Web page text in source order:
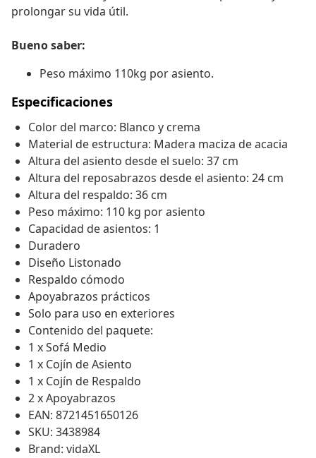
prolongar su vida útil.
Bueno saber:
Peso máximo 110kg por asiento.
Especificaciones
Color del marco: Blanco y crema
Material de estructura: Madera maciza de acacia
Altura del asiento desde el suelo: 37 cm
Altura del reposabrazos desde el asiento: 24 cm
Altura del respaldo: 36 cm
Peso máximo: 110 kg por asiento
Capacidad de asientos: 1
Duradero
Diseño Listonado
Respaldo cómodo
Apoyabrazos prácticos
Solo para uso en exteriores
Contenido del paquete:
1 x Sofá Medio
1 x Cojín de Asiento
1 x Cojín de Respaldo
2 x Apoyabrazos
EAN: 8721451650126
SKU: 3438984
Brand: vidaXL